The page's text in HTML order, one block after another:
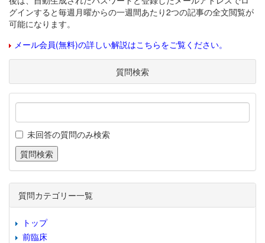
グインすると毎週月曜からの一週間あたり2つの記事の全文閲覧が
可能になります。
メール会員(無料)の詳しい解説はこちらをご覧ください。
質問検索
未回答の質問のみ検索
質問カテゴリー一覧
トップ
前臨床